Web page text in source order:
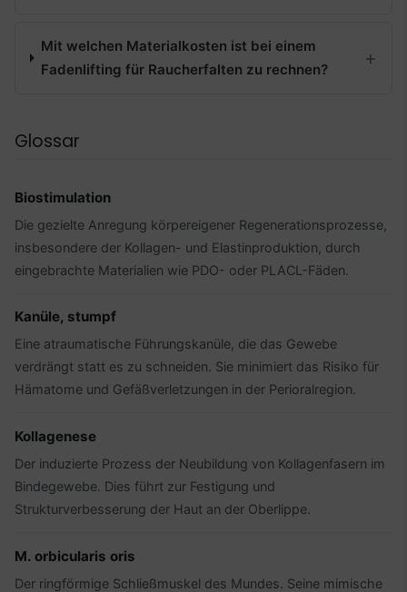
Mit welchen Materialkosten ist bei einem
Fadenlifting für Raucherfalten zu rechnen?
Glossar
Biostimulation
Die gezielte Anregung körpereigener Regenerationsprozesse,
insbesondere der Kollagen- und Elastinproduktion, durch
eingebrachte Materialien wie PDO- oder PLACL-Fäden.
Kanüle, stumpf
Eine atraumatische Führungskanüle, die das Gewebe
verdrängt statt es zu schneiden. Sie minimiert das Risiko für
Hämatome und Gefäßverletzungen in der Perioralregion.
Kollagenese
Der induzierte Prozess der Neubildung von Kollagenfasern im
Bindegewebe. Dies führt zur Festigung und
Strukturverbesserung der Haut an der Oberlippe.
M. orbicularis oris
Der ringförmige Schließmuskel des Mundes. Seine mimische